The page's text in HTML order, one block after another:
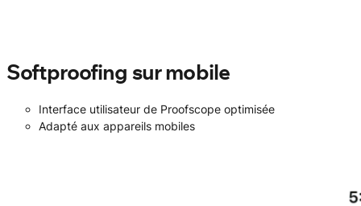
Softproofing sur mobile
Interface utilisateur de Proofscope optimisée
Adapté aux appareils mobiles